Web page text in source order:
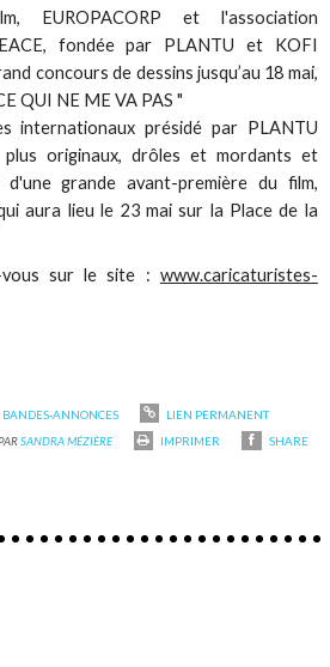
EUROPACORP et l'association
fondée par PLANTU et KOFI
concours de dessins jusqu’au 18 mai,
QUI NE ME VA PAS "
internationaux présidé par PLANTU
plus originaux, drôles et mordants et
grande avant-première du film,
aura lieu le 23 mai sur la Place de la
vous sur le site : www.caricaturistes-
BANDES-ANNONCES
LIEN PERMANENT
SANDRA MÉZIÈRE IMPRIMER SHARE